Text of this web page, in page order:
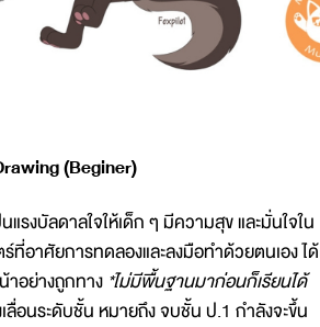
(Beginer)
งบัลดาลใจให้เด็ก ๆ มีความสุข และมั่นใจใน
ที่อาศัยการทดลองและลงมือทำด้วยตนเอง ได้
าอย่างถูกทาง *ไม่มีพื้นฐานมาก่อนก็เรียนได้
อนระดับชั้น หมายถึง จบชั้น ป.1 กำลังจะขึ้น